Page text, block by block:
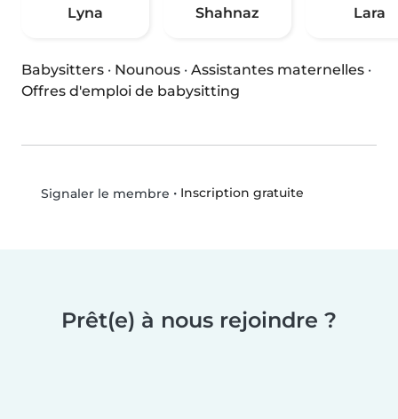
Lyna Shahnaz Lara
Babysitters · Nounous · Assistantes maternelles ·
Offres d'emploi de babysitting
Signaler le membre • Inscription gratuite
Prêt(e) à nous rejoindre ?